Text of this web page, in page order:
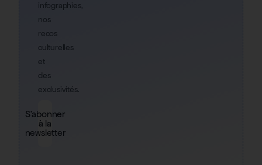
infographies,
nos
recos
culturelles
et
des
exclusivités.
S'abonner
à la
newsletter